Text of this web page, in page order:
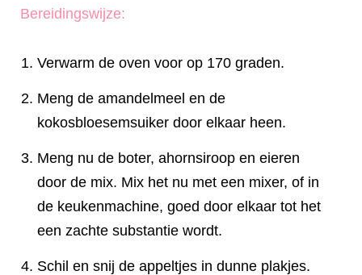
Bereidingswijze:
Verwarm de oven voor op 170 graden.
Meng de amandelmeel en de
kokosbloesemsuiker door elkaar heen.
Meng nu de boter, ahornsiroop en eieren
door de mix. Mix het nu met een mixer, of in
de keukenmachine, goed door elkaar tot het
een zachte substantie wordt.
Schil en snij de appeltjes in dunne plakjes.